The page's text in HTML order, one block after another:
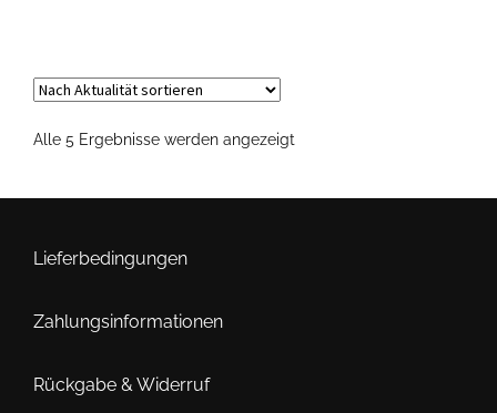
Alle 5 Ergebnisse werden angezeigt
Lieferbedingungen
Zahlungsinformationen
Rückgabe & Widerruf